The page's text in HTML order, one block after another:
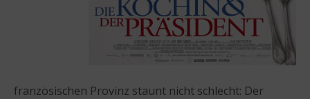
französischen Provinz staunt nicht schlecht: Der